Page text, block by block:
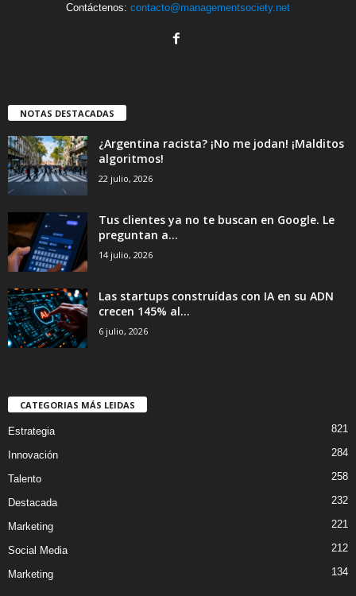
Contáctenos: contacto@managementsociety.net
NOTAS DESTACADAS
¿Argentina racista? ¡No me jodan! ¡Malditos
algoritmos!
22 julio, 2026
Tus clientes ya no te buscan en Google. Le
preguntan a...
14 julio, 2026
Las startups construídas con IA en su ADN
crecen 145% al...
6 julio, 2026
CATEGORIAS MÁS LEIDAS
Estrategia 821
Innovación 284
Talento 258
Destacada 232
Marketing 221
Social Media 212
Marketing 134